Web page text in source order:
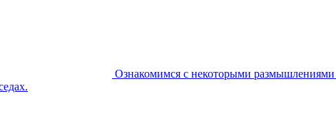
Ознакомимся с некоторыми